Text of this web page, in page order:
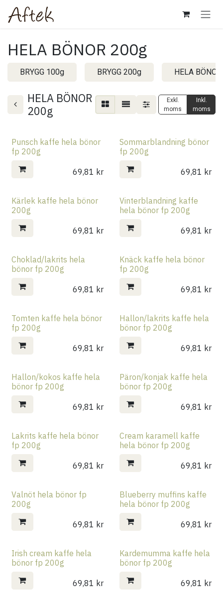
Hoppa till innehåll
HELA BÖNOR 200g
BRYGG 100g BRYGG 200g HELA
HELA BÖNOR
200g
Exkl.
moms
Inkl.
moms
Punsch kaffe hela bönor
fp 200g
69,81 kr
Sommarblandning bönor
fp 200g
69,81 kr
Kärlek kaffe hela bönor
200g
69,81 kr
Vinterblandning kaffe
hela bönor fp 200g
69,81 kr
Choklad/lakrits hela
bönor fp 200g
69,81 kr
Knäck kaffe hela bönor
fp 200g
69,81 kr
Tomten kaffe hela bönor
fp 200g
69,81 kr
Hallon/lakrits kaffe hela
bönor fp 200g
69,81 kr
Hallon/kokos kaffe hela
bönor fp 200g
69,81 kr
Päron/konjak kaffe hela
bönor fp 200g
69,81 kr
Lakrits kaffe hela bönor
fp 200g
69,81 kr
Cream karamell kaffe
hela bönor fp 200g
69,81 kr
Valnöt hela bönor fp
200g
69,81 kr
Blueberry muffins kaffe
hela bönor fp 200g
69,81 kr
Irish cream kaffe hela
bönor fp 200g
69,81 kr
Kardemumma kaffe hela
bönor fp 200g
69,81 kr